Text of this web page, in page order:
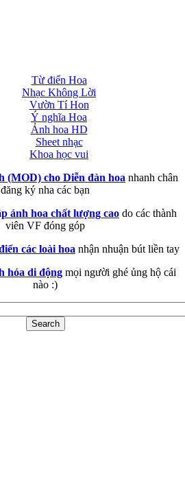
Từ điển Hoa
Nhạc Không Lời
Vườn Tí Hon
Ý nghĩa Hoa
Ảnh hoa HD
Sheet nhạc
Khoa học vui
(MOD) cho Diễn đàn hoa nhanh chân
đăng ký nha các bạn
ảnh hoa chất lượng cao do các thành
viên VF đóng góp
các loài hoa nhận nhuận bút liền tay
hóa di động mọi người ghé ủng hộ cái
nào :)